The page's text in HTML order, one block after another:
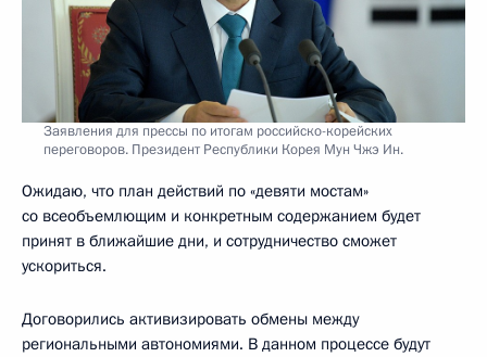
Заявления для прессы по итогам российско-корейских
переговоров. Президент Республики Корея Мун Чжэ Ин.
Ожидаю, что план действий по «девяти мостам»
со всеобъемлющим и конкретным содержанием будет
принят в ближайшие дни, и сотрудничество сможет
ускориться.
Договорились активизировать обмены между
региональными автономиями. В данном процессе будут